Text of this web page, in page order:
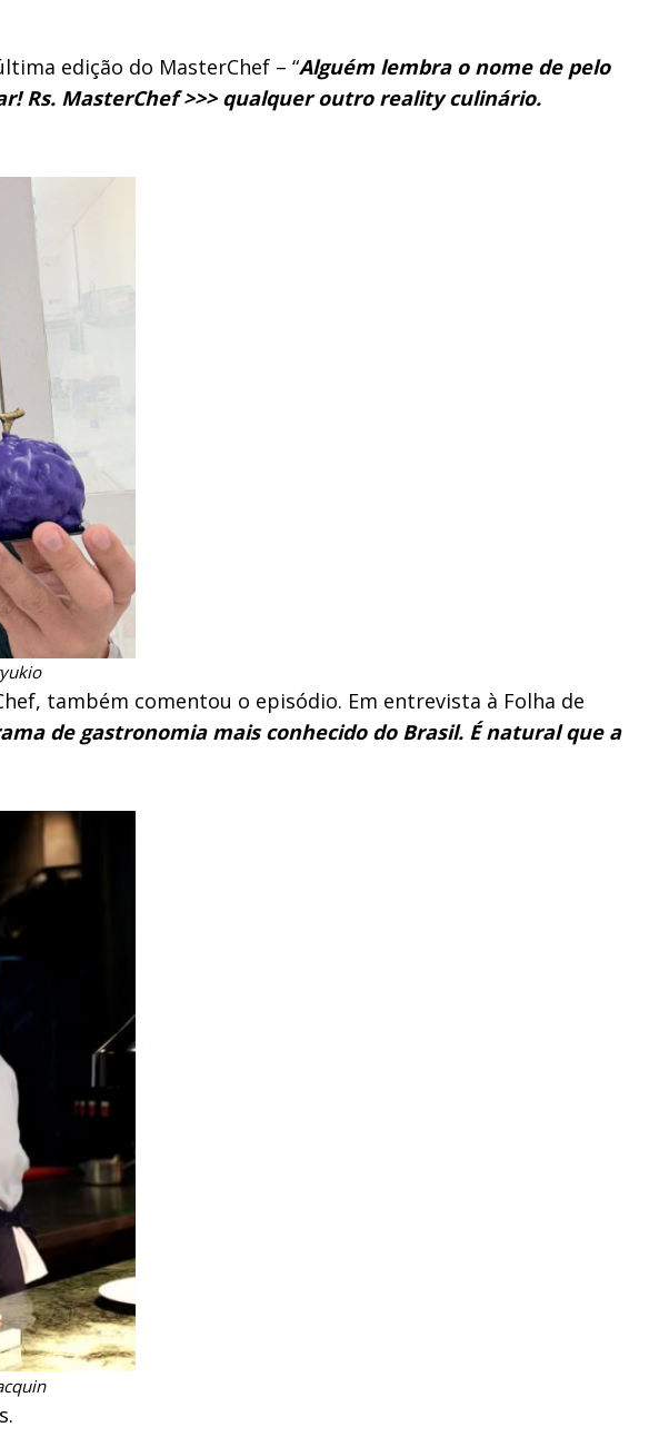
edição do MasterChef – “Alguém lembra o nome de pelo
Rs. MasterChef >>> qualquer outro reality culinário.
também comentou o episódio. Em entrevista à Folha de
de gastronomia mais conhecido do Brasil. É natural que a